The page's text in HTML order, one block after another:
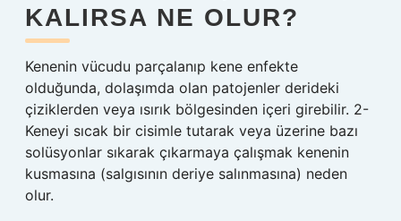
KALIRSA NE OLUR?
Kenenin vücudu parçalanıp kene enfekte
olduğunda, dolaşımda olan patojenler derideki
çiziklerden veya ısırık bölgesinden içeri girebilir. 2-
Keneyi sıcak bir cisimle tutarak veya üzerine bazı
solüsyonlar sıkarak çıkarmaya çalışmak kenenin
kusmasına (salgısının deriye salınmasına) neden
olur.